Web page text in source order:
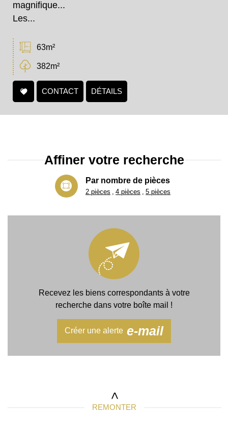
magnifique...
Les...
63m²
382m²
CONTACT DÉTAILS
Affiner votre recherche
Par nombre de pièces
2 pièces 4 pièces 5 pièces
Recevez les biens correspondants à votre
recherche dans votre boîte mail !
Créer une alerte e-mail
REMONTER